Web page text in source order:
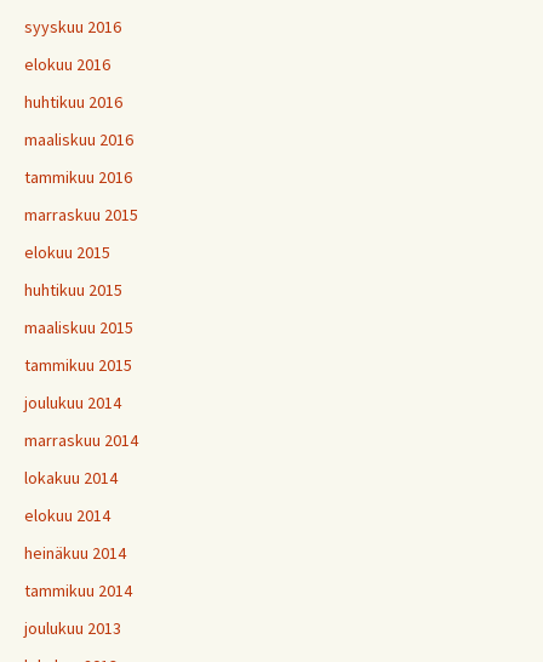
syyskuu 2016
elokuu 2016
huhtikuu 2016
maaliskuu 2016
tammikuu 2016
marraskuu 2015
elokuu 2015
huhtikuu 2015
maaliskuu 2015
tammikuu 2015
joulukuu 2014
marraskuu 2014
lokakuu 2014
elokuu 2014
heinäkuu 2014
tammikuu 2014
joulukuu 2013